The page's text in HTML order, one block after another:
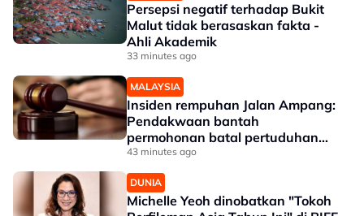
Persepsi negatif terhadap Bukit
Malut tidak berasaskan fakta -
Ahli Akademik
33 minutes ago
MALAYSIA
Insiden rempuhan Jalan Ampang:
Pendakwaan bantah
permohonan batal pertuduhan
bunuh
43 minutes ago
DUNIA
Michelle Yeoh dinobatkan "Tokoh